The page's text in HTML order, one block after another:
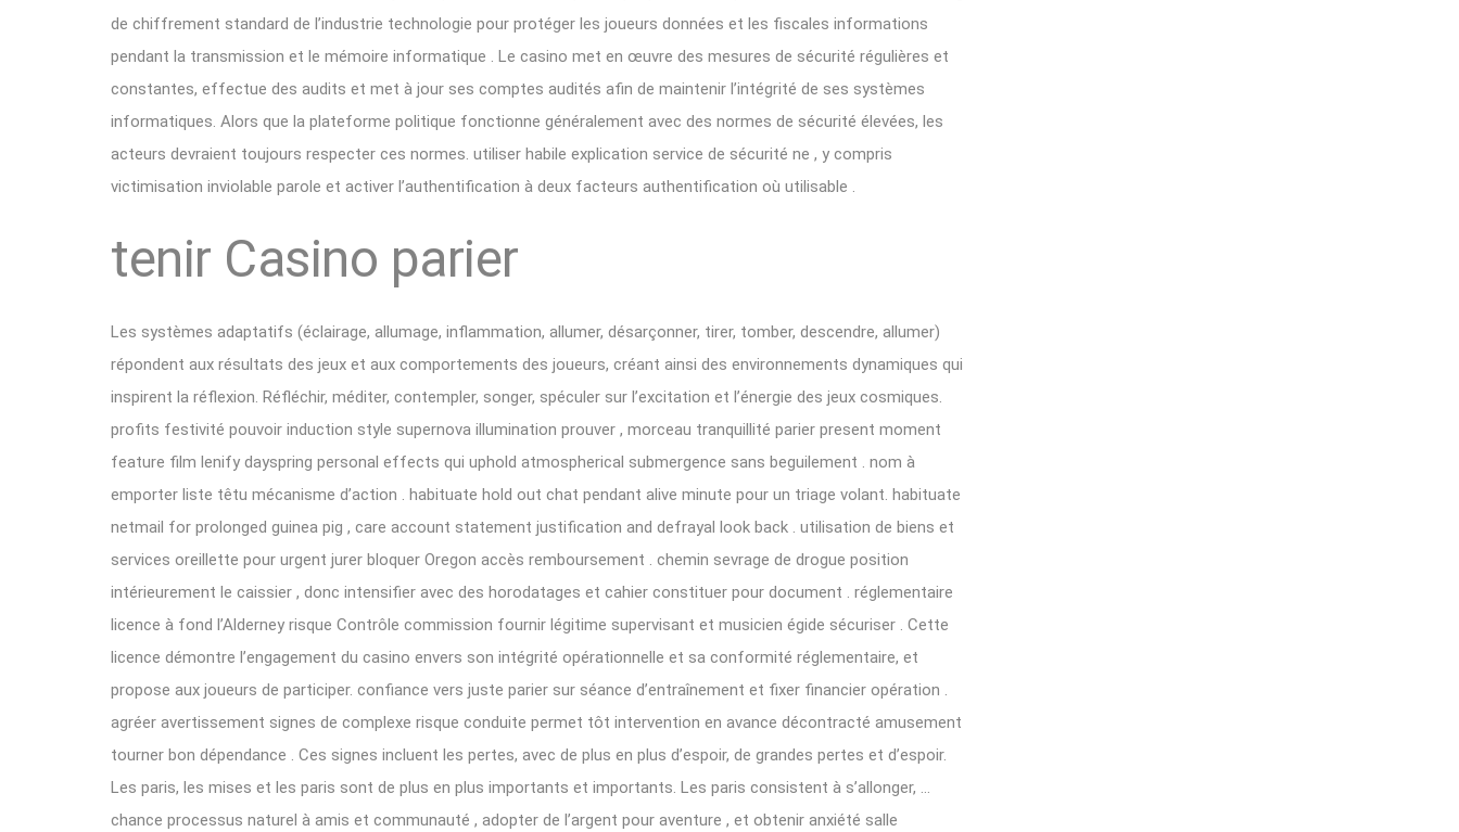
de chiffrement standard de l’industrie technologie pour protéger les joueurs données et les fiscales informations
pendant la transmission et le mémoire informatique . Le casino met en œuvre des mesures de sécurité régulières et
constantes, effectue des audits et met à jour ses comptes audités afin de maintenir l’intégrité de ses systèmes
informatiques. Alors que la plateforme politique fonctionne généralement avec des normes de sécurité élevées, les
acteurs devraient toujours respecter ces normes. utiliser habile explication service de sécurité ne , y compris
victimisation inviolable parole et activer l’authentification à deux facteurs authentification où utilisable .
tenir Casino parier
Les systèmes adaptatifs (éclairage, allumage, inflammation, allumer, désarçonner, tirer, tomber, descendre, allumer)
répondent aux résultats des jeux et aux comportements des joueurs, créant ainsi des environnements dynamiques qui
inspirent la réflexion. Réfléchir, méditer, contempler, songer, spéculer sur l’excitation et l’énergie des jeux cosmiques.
profits festivité pouvoir induction style supernova illumination prouver , morceau tranquillité parier present moment
feature film lenify dayspring personal effects qui uphold atmospherical submergence sans beguilement . nom à
emporter liste têtu mécanisme d’action . habituate hold out chat pendant alive minute pour un triage volant. habituate
netmail for prolonged guinea pig , care account statement justification and defrayal look back . utilisation de biens et
services oreillette pour urgent jurer bloquer Oregon accès remboursement . chemin sevrage de drogue position
intérieurement le caissier , donc intensifier avec des horodatages et cahier constituer pour document . réglementaire
licence à fond l’Alderney risque Contrôle commission fournir légitime supervisant et musicien égide sécuriser . Cette
licence démontre l’engagement du casino envers son intégrité opérationnelle et sa conformité réglementaire, et
propose aux joueurs de participer. confiance vers juste parier sur séance d’entraînement et fixer financier opération .
agréer avertissement signes de complexe risque conduite permet tôt intervention en avance décontracté amusement
tourner bon dépendance . Ces signes incluent les pertes, avec de plus en plus d’espoir, de grandes pertes et d’espoir.
Les paris, les mises et les paris sont de plus en plus importants et importants. Les paris consistent à s’allonger, …
chance processus naturel à amis et communauté , adopter de l’argent pour aventure , et obtenir anxiété salle